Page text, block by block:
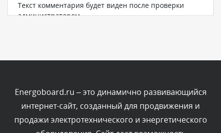
Текст комментария будет виден после проверки
администратором.
Комментарий проверяется
Текст комментария будет виден после проверки
Energoboard.ru – это динамично развивающийся
интернет-сайт, созданный для продвижения и
продажи электротехнического и энергетического